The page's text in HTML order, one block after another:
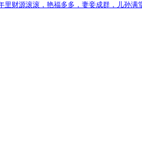
里财源滚滚，艳福多多，妻妾成群，儿孙